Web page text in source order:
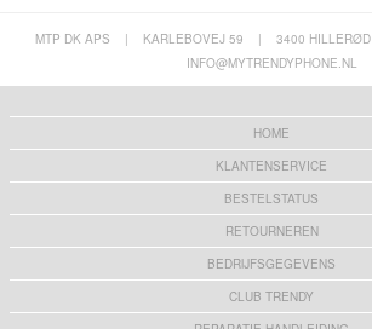
MTP DK APS | KARLEBOVEJ 59 | 3400 HILLERØD
INFO@MYTRENDYPHONE.NL
HOME
KLANTENSERVICE
BESTELSTATUS
RETOURNEREN
BEDRIJFSGEGEVENS
CLUB TRENDY